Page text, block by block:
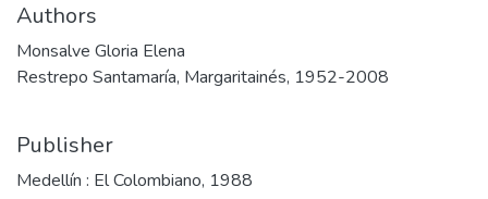
Authors
Monsalve Gloria Elena
Restrepo Santamaría, Margaritainés, 1952-2008
Publisher
Medellín : El Colombiano, 1988